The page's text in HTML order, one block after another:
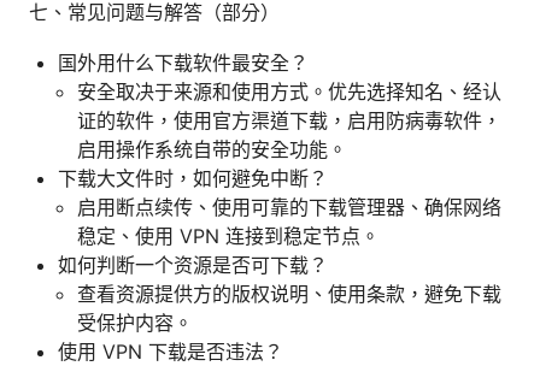
七、常见问题与解答（部分）
国外用什么下载软件最安全？
安全取决于来源和使用方式。优先选择知名、经认
证的软件，使用官方渠道下载，启用防病毒软件，
启用操作系统自带的安全功能。
下载大文件时，如何避免中断？
启用断点续传、使用可靠的下载管理器、确保网络
稳定、使用 VPN 连接到稳定节点。
如何判断一个资源是否可下载？
查看资源提供方的版权说明、使用条款，避免下载
受保护内容。
使用 VPN 下载是否违法？